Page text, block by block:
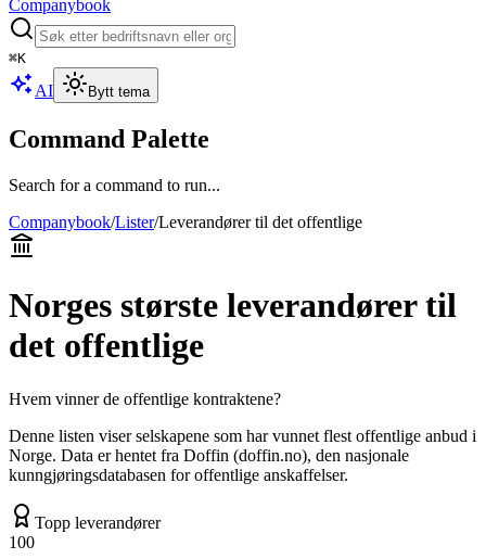
Companybook
⌘K
AI Bytt tema
Command Palette
Search for a command to run...
Companybook/Lister/Leverandører til det offentlige
Norges største leverandører til
det offentlige
Hvem vinner de offentlige kontraktene?
Denne listen viser selskapene som har vunnet flest offentlige anbud i
Norge. Data er hentet fra Doffin (doffin.no), den nasjonale
kunngjøringsdatabasen for offentlige anskaffelser.
Topp leverandører
100